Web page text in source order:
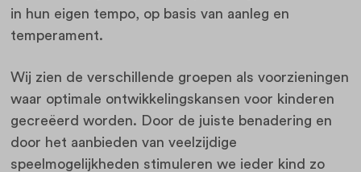
in hun eigen tempo, op basis van aanleg en
temperament.
Wij zien de verschillende groepen als voorzieningen
waar optimale ontwikkelingskansen voor kinderen
gecreëerd worden. Door de juiste benadering en
door het aanbieden van veelzijdige
speelmogelijkheden stimuleren we ieder kind zo